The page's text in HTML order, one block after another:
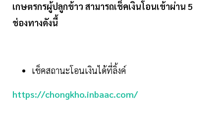
เกษตรกรผู้ปลูกข้าว สามารถเช็คเงินโอนเข้าผ่าน 5
ช่องทางดังนี้
เช็ค​สถานะโอนเงิน​ได้ที่ลิ้งค์​
https://chongkho.inbaac.com/